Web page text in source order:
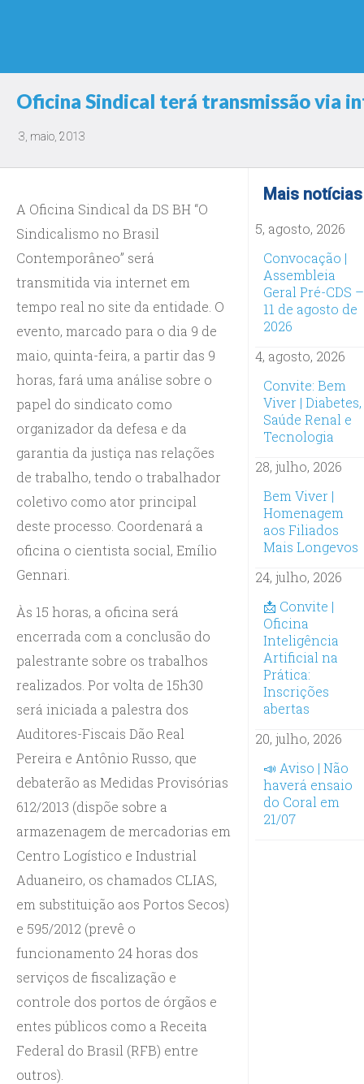
Oficina Sindical terá transmissão via
3, maio, 2013
A Oficina Sindical da DS BH “O
Sindicalismo no Brasil
Contemporâneo” será
transmitida via internet em
tempo real no site da entidade. O
evento, marcado para o dia 9 de
maio, quinta-feira, a partir das 9
horas, fará uma análise sobre o
papel do sindicato como
organizador da defesa e da
garantia da justiça nas relações
de trabalho, tendo o trabalhador
coletivo como ator principal
deste processo. Coordenará a
oficina o cientista social, Emílio
Gennari.
Às 15 horas, a oficina será
encerrada com a conclusão do
palestrante sobre os trabalhos
realizados. Por volta de 15h30
será iniciada a palestra dos
Auditores-Fiscais Dão Real
Pereira e Antônio Russo, que
debaterão as Medidas Provisórias
612/2013 (dispõe sobre a
armazenagem de mercadorias em
Centro Logístico e Industrial
Aduaneiro, os chamados CLIAS,
em substituição aos Portos Secos)
e 595/2012 (prevê o
funcionamento 24 horas dos
serviços de fiscalização e
controle dos portos de órgãos e
entes públicos como a Receita
Federal do Brasil (RFB) entre
outros).
Mais notícias
5, agosto, 2026
Convocação |
Assembleia
Geral Pré-CDS –
11 de agosto de
2026
4, agosto, 2026
Convite: Bem
Viver | Diabetes,
Saúde Renal e
Tecnologia
28, julho, 2026
Bem Viver |
Homenagem
aos Filiados
Mais Longevos
24, julho, 2026
📩 Convite |
Oficina
Inteligência
Artificial na
Prática:
Inscrições
abertas
20, julho, 2026
📣 Aviso | Não
haverá ensaio
do Coral em
21/07